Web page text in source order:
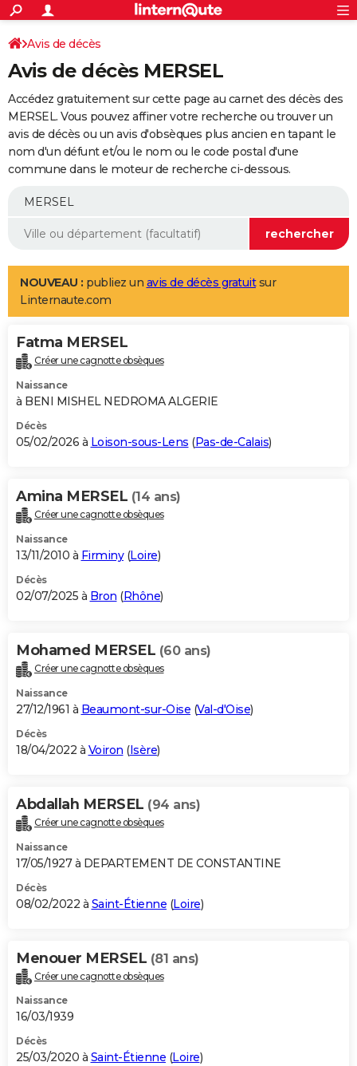
ACTUALITÉS
Politique
Société
Faits Divers
Education
Monde
Villes
+
SPORT
Coupe du monde 2026
Football
Tennis
Cyclisme
Rugby
Forum
Programme TV
TNT
Streaming
Cinéma
Sorties cinéma
Musique
+
FINANCE
Retraite
Epargne
Immobilier
Risques naturels par ville
Banque
Assurance
AUTO
Essais
Réserver un essai
Citadines
Berlines
SUV
Forum auto
+
Mobiles
Meilleur smartphone
Internet
Ordinateurs
Jeux vidéo
Guide high-tech
Aménagement intérieur
LIFESTYLE
Art de vivre
Bien-être
Loisirs
Mode
Modes de vie
Alimentation
Guide de la santé
Maladies
Médicaments
Sommeil
VOYAGE
Destinations
City break
Voyage nature
Voyage de noces
Forum
Climat
+PHOTO
GUIDES D'ACHAT
BONS PLANS
Carte de Noël
Carte Bonne année
Carte Saint-Valentin
Carte Pâques
Carte d'anniversaire
DICTIONNAIRE
Dictionnaire
Biographies
Citations
Expressions
Proverbes
PROGRAMME TV
S'inscrire
Se connecter
Lycées
Collèges
Primaires
Universités
Entreprises
Service militaire
Avis de recherche
AVIS DE DÉCÈS
Bricolage
Lifestyle
Culture
Sport
Auto
Television
Voyage
Cinema
Avis de décès
Avis de décès MERSEL
Accédez gratuitement sur cette page au carnet des décès des
MERSEL. Vous pouvez affiner votre recherche ou trouver un
avis de décès ou un avis d'obsèques plus ancien en tapant le
nom d'un défunt et/ou le nom ou le code postal d'une
commune dans le moteur de recherche ci-dessous.
NOUVEAU : publiez un avis de décès gratuitsur
Linternaute.com
Fatma MERSEL
Créer une cagnotte obsèques
Naissance
à BENI MISHEL NEDROMA ALGERIE
Décès
05/02/2026 à Loison-sous-Lens (Pas-de-Calais)
Amina MERSEL (14 ans)
Créer une cagnotte obsèques
Naissance
13/11/2010 à Firminy(Loire)
Décès
02/07/2025 à Bron (Rhône)
Mohamed MERSEL (60 ans)
Créer une cagnotte obsèques
Naissance
27/12/1961 à Beaumont-sur-Oise (Val-d'Oise)
Décès
18/04/2022 à Voiron (Isère)
Abdallah MERSEL (94 ans)
Créer une cagnotte obsèques
Naissance
17/05/1927 à DEPARTEMENT DE CONSTANTINE
Décès
08/02/2022 à Saint-Étienne (Loire)
Menouer MERSEL (81 ans)
Créer une cagnotte obsèques
Naissance
16/03/1939
Décès
25/03/2020 à Saint-Étienne (Loire)